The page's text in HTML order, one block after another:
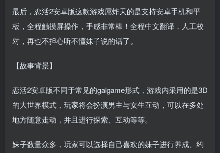
最后，恋活2安卓版这款游戏屌炸天的是支持安卓手机和平
板，全程触摸屏操作，手感非常棒！全程中文翻译，人工校
对，再也不担心听不懂妹子说的话了。
【故事背景】
恋活2安卓版不同于常见的galgame形式，游戏内采用的是3D
的大世界模式，玩家将会扮演男主与女生互动，可以在多处
地方随意走动，并且进行探索、互动等等。
妹子数量众多，玩家可以选择自己喜欢的妹子进行养成、约